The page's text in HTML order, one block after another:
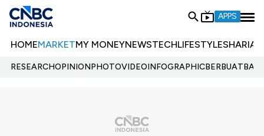
APPS
HOMEMARKETMY MONEYNEWSTECHLIFESTYLESHARIA
RESEARCHOPINIONPHOTOVIDEOINFOGRAPHIC